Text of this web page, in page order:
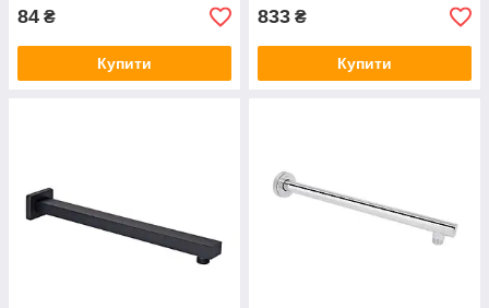
84 ₴
Купити
833 ₴
Купити